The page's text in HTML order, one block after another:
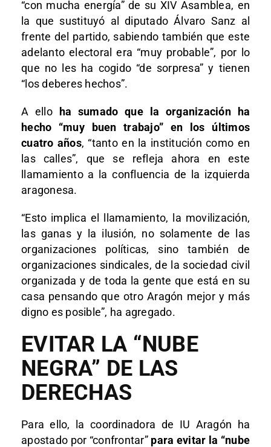
“con mucha energía” de su XIV Asamblea, en
la que sustituyó al diputado Álvaro Sanz al
frente del partido, sabiendo también que este
adelanto electoral era “muy probable”, por lo
que no les ha cogido “de sorpresa” y tienen
“los deberes hechos”.
A elloha sumado que la organización ha
hecho “muy buen trabajo” en los últimos
cuatro años, “tanto en la institución como en
las calles”, que se refleja ahora en este
llamamiento a la confluencia de la izquierda
aragonesa.
“Esto implica el llamamiento, la movilización,
las ganas y la ilusión, no solamente de las
organizaciones políticas, sino también de
organizaciones sindicales, de la sociedad civil
organizada y de toda la gente que está en su
casa pensando que otro Aragón mejor y más
digno es posible”, ha agregado.
EVITAR LA “NUBE
NEGRA” DE LAS
DERECHAS
Para ello, la coordinadora de IU Aragón ha
apostado por “confrontar” para evitar la “nube